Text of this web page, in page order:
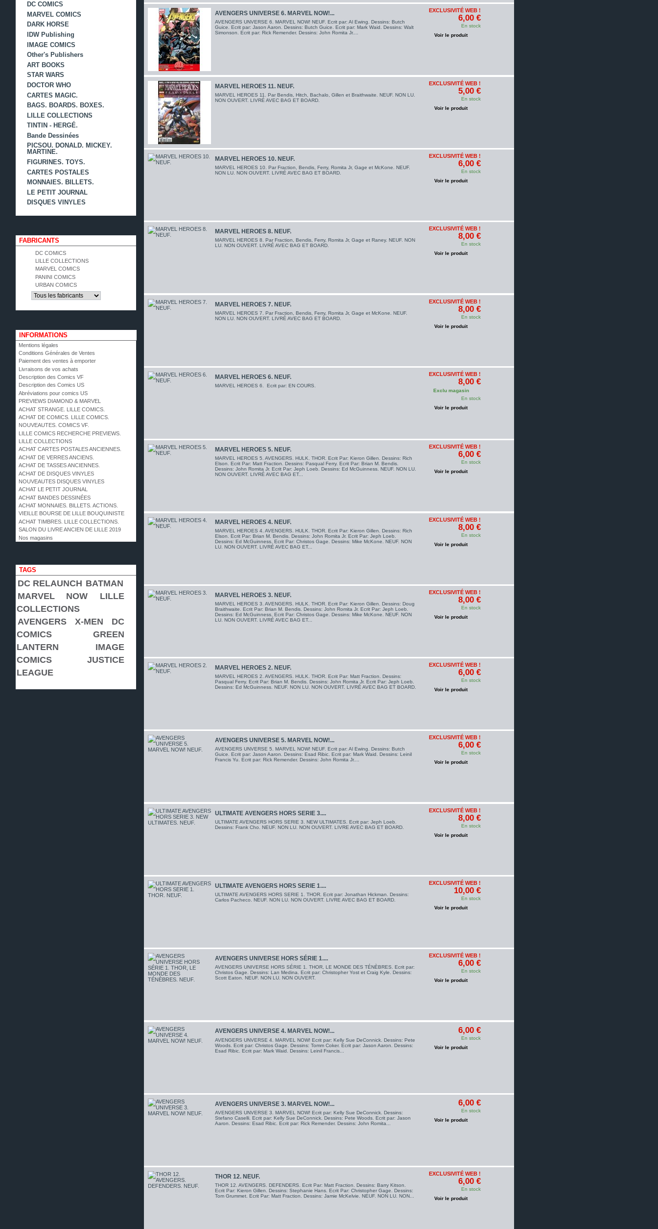
DC COMICS
MARVEL COMICS
DARK HORSE
IDW Publishing
IMAGE COMICS
Other's Publishers
ART BOOKS
STAR WARS
DOCTOR WHO
CARTES MAGIC.
BAGS. BOARDS. BOXES.
LILLE COLLECTIONS
TINTIN - HERGÉ.
Bande Dessinées
PICSOU. DONALD. MICKEY.
MARTINE.
FIGURINES. TOYS.
CARTES POSTALES
MONNAIES. BILLETS.
LE PETIT JOURNAL
DISQUES VINYLES
FABRICANTS
DC COMICS
LILLE COLLECTIONS
MARVEL COMICS
PANINI COMICS
URBAN COMICS
INFORMATIONS
Mentions légales
Conditions Générales de Ventes
Paiement des ventes à emporter
Livraisons de vos achats
Description des Comics VF
Description des Comics US
Abréviations pour comics US
PREVIEWS DIAMOND & MARVEL
ACHAT STRANGE. LILLE COMICS.
ACHAT DE COMICS. LILLE COMICS.
NOUVEAUTES. COMICS VF.
LILLE COMICS RECHERCHE PREVIEWS.
LILLE COLLECTIONS
ACHAT CARTES POSTALES ANCIENNES.
ACHAT DE VERRES ANCIENS.
ACHAT DE TASSES ANCIENNES.
ACHAT DE DISQUES VINYLES
NOUVEAUTES DISQUES VINYLES
ACHAT LE PETIT JOURNAL
ACHAT BANDES DESSINÉES
ACHAT MONNAIES. BILLETS. ACTIONS.
VIEILLE BOURSE DE LILLE BOUQUINISTE
ACHAT TIMBRES. LILLE COLLECTIONS.
SALON DU LIVRE ANCIEN DE LILLE 2019
Nos magasins
TAGS
DC RELAUNCH BATMAN
MARVEL NOW
LILLE
COLLECTIONS
AVENGERS
X-MEN
DC
COMICS
GREEN
LANTERN
IMAGE
COMICS
JUSTICE
LEAGUE
AVENGERS UNIVERSE 6. MARVEL NOW!...
AVENGERS UNVERSE 6. MARVEL NOW! NEUF. Ecrit par: Al Ewing. Dessins: Butch
Guice. Ecrit par: Jason Aaron. Dessins: Butch Guice. Ecrit par: Mark Waid. Dessins: Walt
Simonson. Ecrit par: Rick Remender. Dessins: John Romita Jr....
EXCLUSIVITÉ WEB !
6,00 €
En stock
Voir le produit
MARVEL HEROES 11. NEUF.
MARVEL HEROES 11. Par Bendis, Hitch, Bachalo, Gillen et Braithwaite. NEUF. NON LU.
NON OUVERT. LIVRÉ AVEC BAG ET BOARD.
EXCLUSIVITÉ WEB !
5,00 €
En stock
Voir le produit
MARVEL HEROES 10. NEUF.
MARVEL HEROES 10. Par Fraction, Bendis, Ferry, Romita Jr, Gage et McKone. NEUF.
NON LU. NON OUVERT. LIVRÉ AVEC BAG ET BOARD.
EXCLUSIVITÉ WEB !
6,00 €
En stock
Voir le produit
MARVEL HEROES 8. NEUF.
MARVEL HEROES 8. Par Fraction, Bendis, Ferry, Romita Jr, Gage et Raney. NEUF. NON
LU. NON OUVERT. LIVRÉ AVEC BAG ET BOARD.
EXCLUSIVITÉ WEB !
8,00 €
En stock
Voir le produit
MARVEL HEROES 7. NEUF.
MARVEL HEROES 7. Par Fraction, Bendis, Ferry, Romita Jr, Gage et McKone. NEUF.
NON LU. NON OUVERT. LIVRÉ AVEC BAG ET BOARD.
EXCLUSIVITÉ WEB !
8,00 €
En stock
Voir le produit
MARVEL HEROES 6. NEUF.
MARVEL HEROES 6. Ecrit par: EN COURS.
EXCLUSIVITÉ WEB !
8,00 €
Exclu magasin
En stock
Voir le produit
MARVEL HEROES 5. NEUF.
MARVEL HEROES 5. AVENGERS. HULK. THOR. Ecrit Par: Kieron Gillen. Dessins: Rich
Elson. Ecrit Par: Matt Fraction. Dessins: Pasqual Ferry. Ecrit Par: Brian M. Bendis.
Dessins: John Romita Jr. Ecrit Par: Jeph Loeb. Dessins: Ed McGuinness. NEUF. NON LU.
NON OUVERT. LIVRÉ AVEC BAG ET...
EXCLUSIVITÉ WEB !
6,00 €
En stock
Voir le produit
MARVEL HEROES 4. NEUF.
MARVEL HEROES 4. AVENGERS. HULK. THOR. Ecrit Par: Kieron Gillen. Dessins: Rich
Elson. Ecrit Par: Brian M. Bendis. Dessins: John Romita Jr. Ecrit Par: Jeph Loeb.
Dessins: Ed McGuinness. Ecrit Par: Christos Gage. Dessins: Mike McKone. NEUF. NON
LU. NON OUVERT. LIVRÉ AVEC BAG ET...
EXCLUSIVITÉ WEB !
8,00 €
En stock
Voir le produit
MARVEL HEROES 3. NEUF.
MARVEL HEROES 3. AVENGERS. HULK. THOR. Ecrit Par: Kieron Gillen. Dessins: Doug
Braithwaite. Ecrit Par: Brian M. Bendis. Dessins: John Romita Jr. Ecrit Par: Jeph Loeb.
Dessins: Ed McGuinness. Ecrit Par: Christos Gage. Dessins: Mike McKone. NEUF. NON
LU. NON OUVERT. LIVRÉ AVEC BAG ET...
EXCLUSIVITÉ WEB !
8,00 €
En stock
Voir le produit
MARVEL HEROES 2. NEUF.
MARVEL HEROES 2. AVENGERS. HULK. THOR. Ecrit Par: Matt Fraction. Dessins:
Pasqual Ferry. Ecrit Par: Brian M. Bendis. Dessins: John Romita Jr. Ecrit Par: Jeph Loeb.
Dessins: Ed McGuinness. NEUF. NON LU. NON OUVERT. LIVRÉ AVEC BAG ET BOARD.
EXCLUSIVITÉ WEB !
6,00 €
En stock
Voir le produit
AVENGERS UNIVERSE 5. MARVEL NOW!...
AVENGERS UNVERSE 5. MARVEL NOW! NEUF. Ecrit par: Al Ewing. Dessins: Butch
Guice. Ecrit par: Jason Aaron. Dessins: Esad Ribic. Ecrit par: Mark Waid. Dessins: Leinil
Francis Yu. Ecrit par: Rick Remender. Dessins: John Romita Jr....
EXCLUSIVITÉ WEB !
6,00 €
En stock
Voir le produit
ULTIMATE AVENGERS HORS SERIE 3....
ULTIMATE AVENGERS HORS SERIE 3. NEW ULTIMATES. Ecrit par: Jeph Loeb.
Dessins: Frank Cho. NEUF. NON LU. NON OUVERT. LIVRE AVEC BAG ET BOARD.
EXCLUSIVITÉ WEB !
8,00 €
En stock
Voir le produit
ULTIMATE AVENGERS HORS SERIE 1....
ULTIMATE AVENGERS HORS SERIE 1. THOR. Ecrit par: Jonathan Hickman. Dessins:
Carlos Pacheco. NEUF. NON LU. NON OUVERT. LIVRE AVEC BAG ET BOARD.
EXCLUSIVITÉ WEB !
10,00 €
En stock
Voir le produit
AVENGERS UNIVERSE HORS SÉRIE 1....
AVENGERS UNIVERSE HORS SÉRIE 1. THOR, LE MONDE DES TÉNÈBRES. Ecrit par:
Christos Gage. Dessins: Lan Medina. Ecrit par: Christopher Yost et Craig Kyle. Dessins:
Scott Eaton. NEUF. NON LU. NON OUVERT.
EXCLUSIVITÉ WEB !
6,00 €
En stock
Voir le produit
AVENGERS UNIVERSE 4. MARVEL NOW!...
AVENGERS UNVERSE 4. MARVEL NOW! Ecrit par: Kelly Sue DeConnick. Dessins: Pete
Woods. Ecrit par: Christos Gage. Dessins: Tomm Coker. Ecrit par: Jason Aaron. Dessins:
Esad Ribic. Ecrit par: Mark Waid. Dessins: Leinil Francis...
6,00 €
En stock
Voir le produit
AVENGERS UNIVERSE 3. MARVEL NOW!...
AVENGERS UNVERSE 3. MARVEL NOW! Ecrit par: Kelly Sue DeConnick. Dessins:
Stefano Caselli. Ecrit par: Kelly Sue DeConnick. Dessins: Pete Woods. Ecrit par: Jason
Aaron. Dessins: Esad Ribic. Ecrit par: Rick Remender. Dessins: John Romita...
6,00 €
En stock
Voir le produit
THOR 12. NEUF.
THOR 12. AVENGERS. DEFENDERS. Ecrit Par: Matt Fraction. Dessins: Barry Kitson.
Ecrit Par: Kieron Gillen. Dessins: Stephanie Hans. Ecrit Par: Christopher Gage. Dessins:
Tom Grummet. Ecrit Par: Matt Fraction. Dessins: Jamie McKelvie. NEUF. NON LU. NON...
EXCLUSIVITÉ WEB !
6,00 €
En stock
Voir le produit